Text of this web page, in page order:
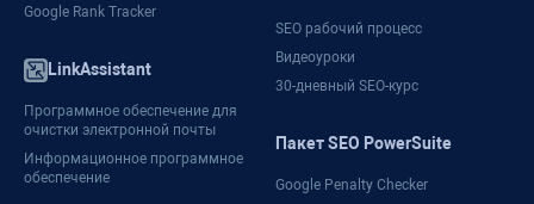
Google Rank Tracker
LinkAssistant
Программное обеспечение для
очистки электронной почты
Информационное программное
обеспечение
SEO рабочий процесс
Видеоуроки
30-дневный SEO-курс
Пакет SEO PowerSuite
Google Penalty Checker